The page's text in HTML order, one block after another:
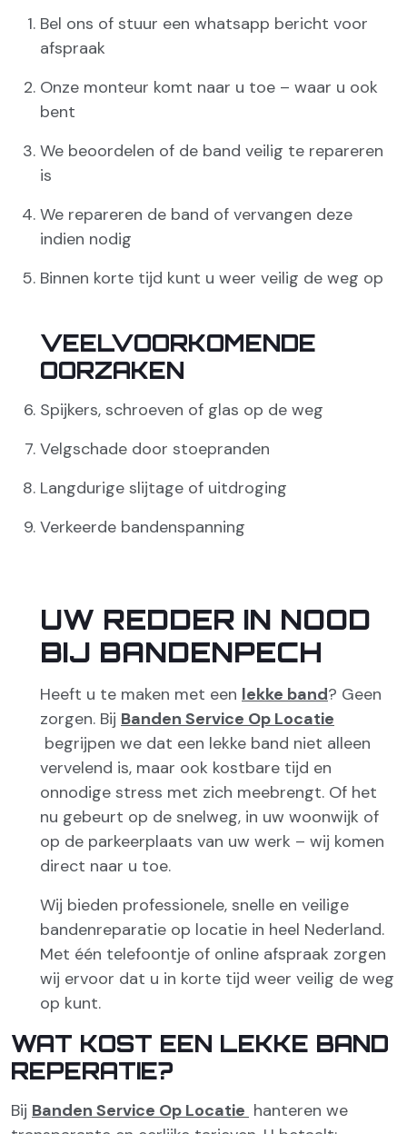
Bel ons of stuur een whatsapp bericht voor
afspraak
Onze monteur komt naar u toe – waar u ook
bent
We beoordelen of de band veilig te repareren
is
We repareren de band of vervangen deze
indien nodig
Binnen korte tijd kunt u weer veilig de weg op
VEELVOORKOMENDE
OORZAKEN
Spijkers, schroeven of glas op de weg
Velgschade door stoepranden
Langdurige slijtage of uitdroging
Verkeerde bandenspanning
UW REDDER IN NOOD
BIJ BANDENPECH
Heeft u te maken met een lekke band? Geen
zorgen. Bij Banden Service Op Locatie
begrijpen we dat een lekke band niet alleen
vervelend is, maar ook kostbare tijd en
onnodige stress met zich meebrengt. Of het
nu gebeurt op de snelweg, in uw woonwijk of
op de parkeerplaats van uw werk – wij komen
direct naar u toe.
Wij bieden professionele, snelle en veilige
bandenreparatie op locatie in heel Nederland.
Met één telefoontje of online afspraak zorgen
wij ervoor dat u in korte tijd weer veilig de weg
op kunt.
WAT KOST EEN LEKKE BAND
REPERATIE?
Bij Banden Service Op Locatie hanteren we